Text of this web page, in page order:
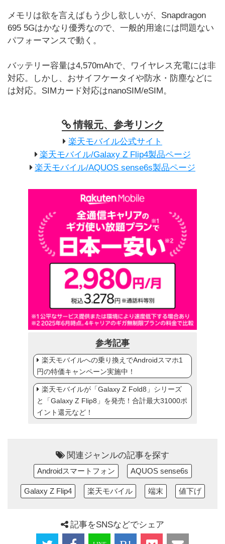
メモリは欲を言えばもう少し欲しいが、Snapdragon
695 5Gはかなり優秀なので、一般的用途には問題ない
パフォーマンスで動く。
バッテリー容量は4,570mAhで、ワイヤレス充電には非
対応。しかし、おサイフケータイや防水・防塵などに
は対応。SIMカード対応はnanoSIM/eSIM。
情報元、参考リンク
楽天モバイル公式サイト
楽天モバイル/Galaxy Z Flip4製品ページ
楽天モバイル/AQUOS sense6s製品ページ
参考記事
楽天モバイルへの乗り換えでAndroidスマホ1
円の特価キャンペーン実施中！
楽天モバイルが「Galaxy Z Fold8」シリーズ
と「Galaxy Z Flip8」を発売！合計最大31000ポ
イント還元など！
関連ジャンルの記事を探す
Androidスマートフォン AQUOS sense6s
Galaxy Z Flip4 楽天モバイル 端末 値下げ
記事をSNSなどでシェア